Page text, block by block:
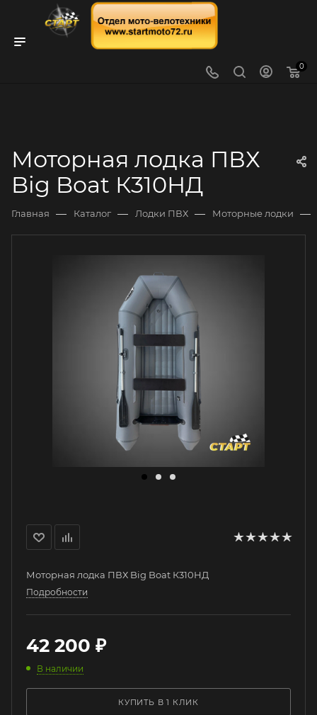
0
Моторная лодка ПВХ
Big Boat К310НД
Главная — Каталог — Лодки ПВХ — Моторные лодки —
Моторная лодка ПВХ Big Boat К310НД
Подробности
42 200 ₽
В наличии
КУПИТЬ В 1 КЛИК